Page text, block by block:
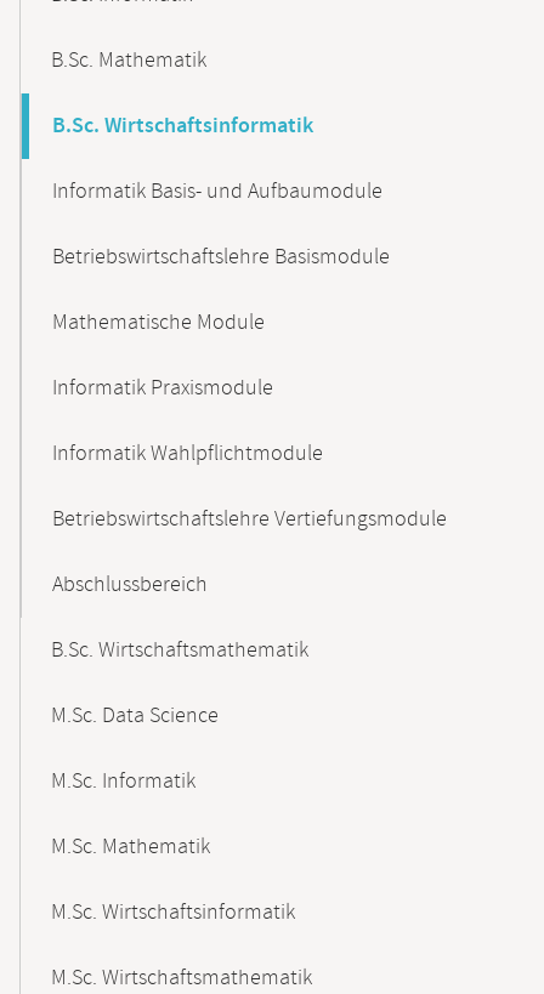
B.Sc. Mathematik
B.Sc. Wirtschaftsinformatik
Informatik Basis- und Aufbaumodule
Betriebswirtschaftslehre Basismodule
Mathematische Module
Informatik Praxismodule
Informatik Wahlpflichtmodule
Betriebswirtschaftslehre Vertiefungsmodule
Abschlussbereich
B.Sc. Wirtschaftsmathematik
M.Sc. Data Science
M.Sc. Informatik
M.Sc. Mathematik
M.Sc. Wirtschaftsinformatik
M.Sc. Wirtschaftsmathematik